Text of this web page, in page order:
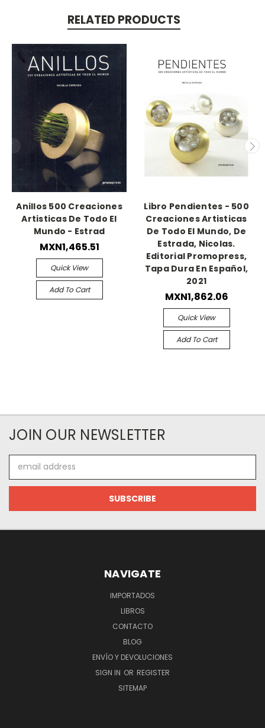
RELATED PRODUCTS
Anillos 500 Creaciones
Artisticas De Todo El
Mundo - Estrad
MXN1,465.51
Quick View
Add To Cart
Libro Pendientes - 500
Creaciones Artisticas
De Todo El Mundo, De
Estrada, Nicolas.
Editorial Promopress,
Tapa Dura En Español,
2021
MXN1,862.06
Quick View
Add To Cart
JOIN OUR NEWSLETTER
Address
NAVIGATE
IMPORTADOS
LIBROS
CONTACTO
BLOG
ENVÍO Y DEVOLUCIONES
SIGN IN OR REGISTER
SITEMAP